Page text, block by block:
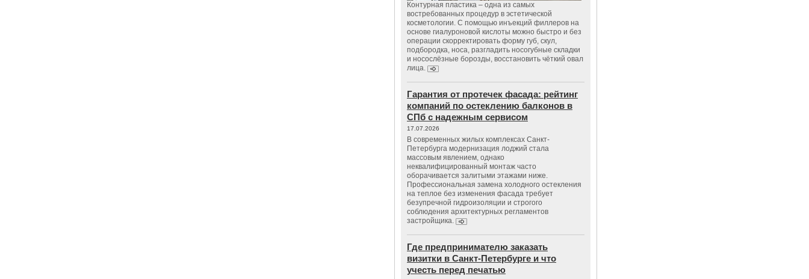
Контурная пластика – одна из самых
востребованных процедур в эстетической
косметологии. С помощью инъекций филлеров на
основе гиалуроновой кислоты можно быстро и без
операции скорректировать форму губ, скул,
подбородка, носа, разгладить носогубные складки
и носослёзные борозды, восстановить чёткий овал
лица.
Гарантия от протечек фасада: рейтинг
компаний по остеклению балконов в
СПб с надежным сервисом
17.07.2026
В современных жилых комплексах Санкт-
Петербурга модернизация лоджий стала
массовым явлением, однако
неквалифицированный монтаж часто
оборачивается залитыми этажами ниже.
Профессиональная замена холодного остекления
на теплое без изменения фасада требует
безупречной гидроизоляции и строгого
соблюдения архитектурных регламентов
застройщика.
Где предпринимателю заказать
визитки в Санкт-Петербурге и что
учесть перед печатью